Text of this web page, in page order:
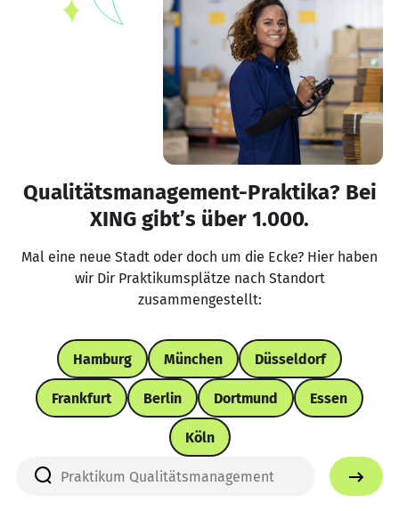
Qualitätsmanagement-Praktika? Bei
XING gibt’s über 1.000.
Mal eine neue Stadt oder doch um die Ecke? Hier haben
wir Dir Praktikumsplätze nach Standort
zusammengestellt:
Hamburg München Düsseldorf
Frankfurt Berlin Dortmund Essen
Köln